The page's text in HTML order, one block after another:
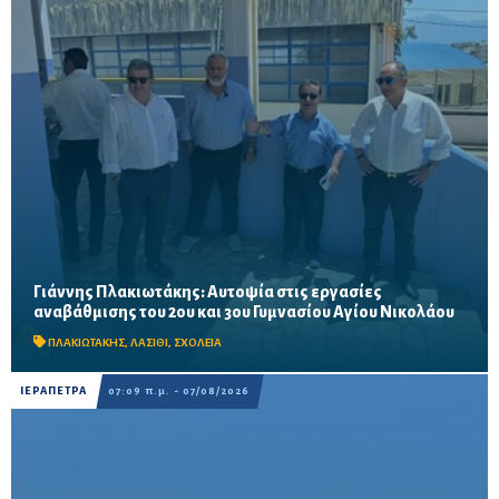
Γιάννης Πλακιωτάκης: Αυτοψία στις εργασίες
αναβάθμισης του 2ου και 3ου Γυμνασίου Αγίου Νικολάου
ΠΛΑΚΙΩΤΑΚΗΣ, ΛΑΣΙΘΙ, ΣΧΟΛΕΙΑ
Οι παρεμβάσεις του προγράμματος «Μαριέττα Γιαννάκου»
αναμένεται να ολοκληρωθούν πριν από τη νέα σχολική χρονιά –
Προβλέπονται ανακαινίσεις αιθουσών, αύλειων και...
ΙΕΡΑΠΕΤΡΑ 07:09 π.μ. - 07/08/2026